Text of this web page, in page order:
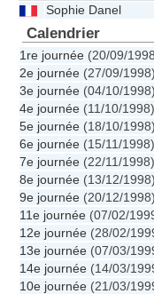
Sophie Danel
Calendrier
1re journée (20/09/
2e journée (27/09/
3e journée (04/10/
4e journée (11/10/
5e journée (18/10/
6e journée (15/11/
7e journée (22/11/
8e journée (13/12/
9e journée (20/12/
11e journée (07/02/
12e journée (28/02/
13e journée (07/03/
14e journée (14/03/
10e journée (21/03/